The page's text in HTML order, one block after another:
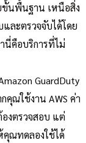
นพื้นฐาน เหนือสิ่ง
ละตรวจจับได้โดย
นี่คือบริการที่ไม่
GuardDuty
ณใช้งาน AWS ค่า
งตรวจสอบ แต่
คุณทดลองใช้ได้